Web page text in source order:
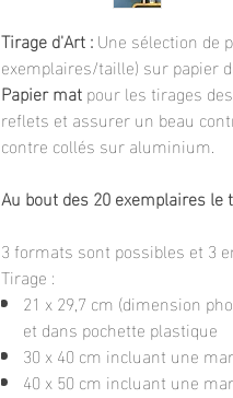
Tirage d'Art :Une sélection de
exemplaires/taille) sur papier
Papier matpour les tirages
reflets et assurer un beau
contre collés sur aluminium.
Au bout des 20 exemplaires
3 formats sont possibles et 3
Tirage :
21 x 29,7 cm (dimension
et dans pochette plastique
30 x 40 cm incluant une
40 x 50 cm incluant une